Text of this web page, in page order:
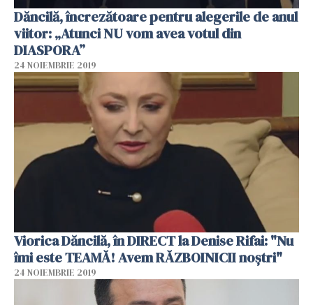
Dăncilă, încrezătoare pentru alegerile de anul
viitor: „Atunci NU vom avea votul din
DIASPORA”
24 NOIEMBRIE 2019
Viorica Dăncilă, în DIRECT la Denise Rifai: "Nu
îmi este TEAMĂ! Avem RĂZBOINICII noştri"
24 NOIEMBRIE 2019